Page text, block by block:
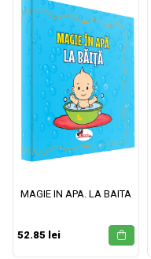
MAGIE IN APA. LA BAITA
52.85 lei